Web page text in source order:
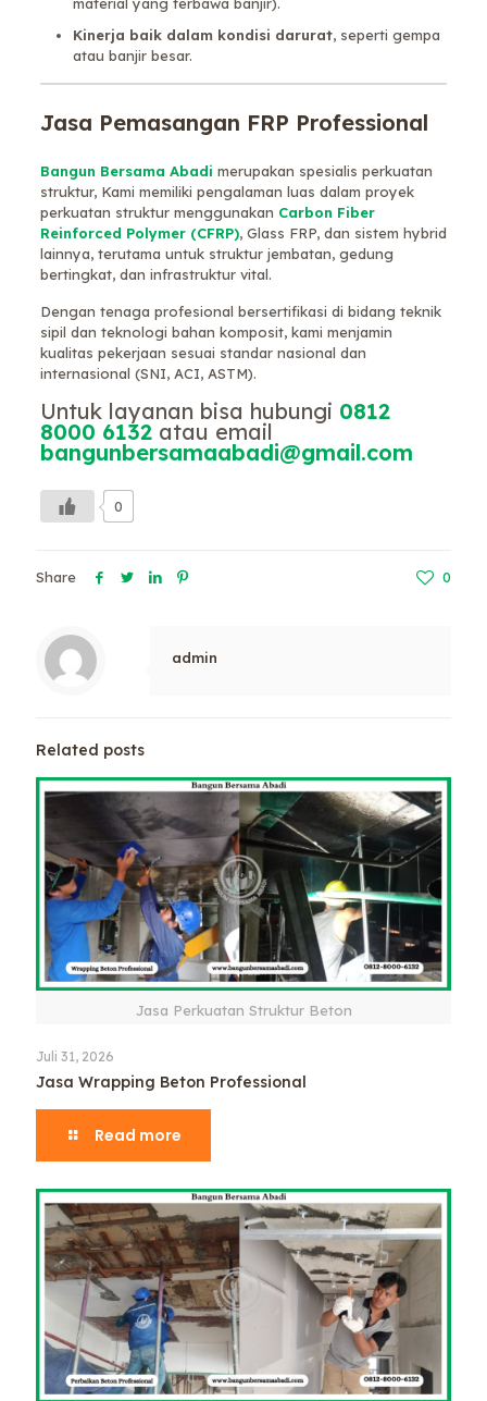
Kinerja baik dalam kondisi darurat, seperti gempa
atau banjir besar.
Jasa Pemasangan FRP Professional
Bangun Bersama Abadi merupakan spesialis perkuatan
struktur, Kami memiliki pengalaman luas dalam proyek
perkuatan struktur menggunakan Carbon Fiber
Reinforced Polymer (CFRP), Glass FRP, dan sistem hybrid
lainnya, terutama untuk struktur jembatan, gedung
bertingkat, dan infrastruktur vital.
Dengan tenaga profesional bersertifikasi di bidang teknik
sipil dan teknologi bahan komposit, kami menjamin
kualitas pekerjaan sesuai standar nasional dan
internasional (SNI, ACI, ASTM).
Untuk layanan bisa hubungi 0812
8000 6132 atau email
bangunbersamaabadi@gmail.com
0
Share 0
admin
Related posts
Jasa Perkuatan Struktur Beton
Juli 31, 2026
Jasa Wrapping Beton Professional
Read more